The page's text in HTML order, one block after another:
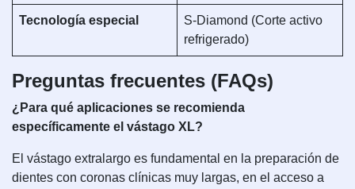
Tecnología especial
S-Diamond (Corte activo
refrigerado)
Preguntas frecuentes (FAQs)
¿Para qué aplicaciones se recomienda
específicamente el vástago XL?
El vástago extralargo es fundamental en la preparación de
dientes con coronas clínicas muy largas, en el acceso a